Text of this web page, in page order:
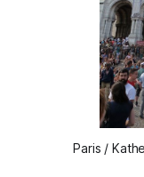
Paris /